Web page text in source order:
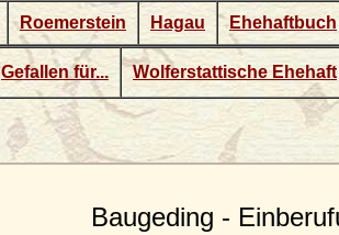
Baugeding -
Roemerstein Hagau Ehehaftbuch
Gefallen für... Wolferstattische Ehehaft